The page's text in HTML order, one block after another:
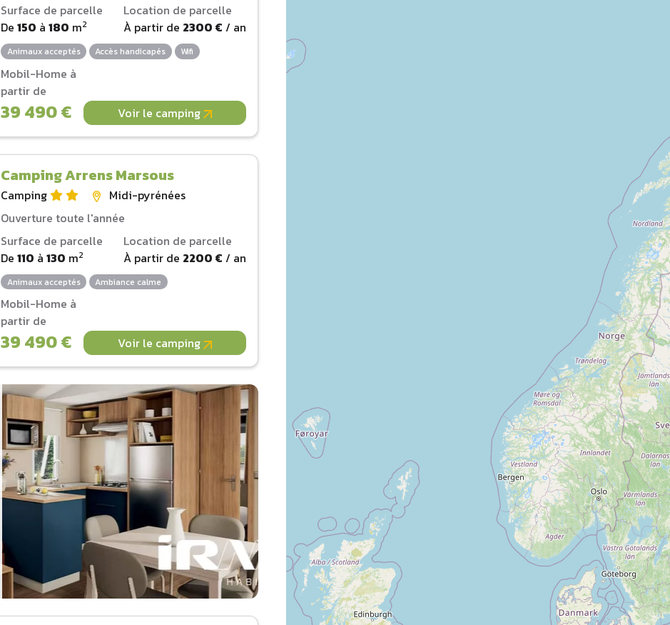
Surface de parcelle
De150 à180 m2
Location de parcelle
À partir de 2300 € / an
Animaux acceptés Accès handicapés Wifi
Mobil-Home à
partir de
39 490 € Voir le camping
Camping Arrens Marsous
Camping
Midi-pyrénées
Ouverture toute l'année
Surface de parcelle
De110 à130 m2
Location de parcelle
À partir de 2200 € / an
Animaux acceptés Ambiance calme
Mobil-Home à
partir de
39 490 € Voir le camping